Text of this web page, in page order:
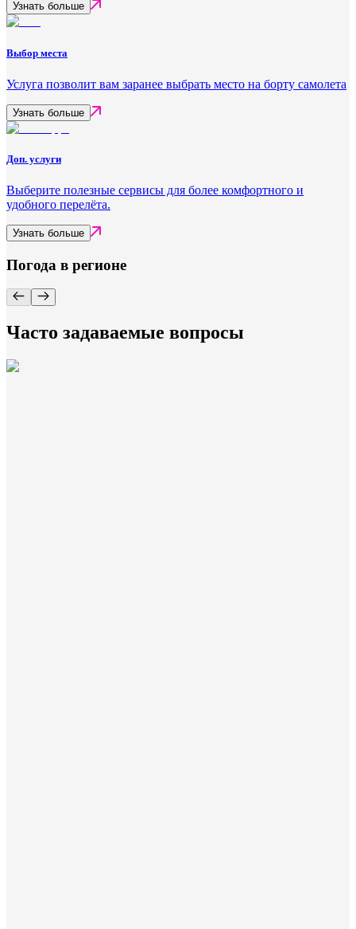
Узнать больше
Выбор места
Услуга позволит вам заранее выбрать место на борту самолета
Узнать больше
Доп. услуги
Выберите полезные сервисы для более комфортного и
удобного перелёта.
Узнать больше
Погода в регионе
Часто задаваемые вопросы